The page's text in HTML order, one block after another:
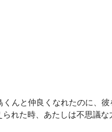
んと仲良くなれたのに、彼
れた時、あたしは不思議な
？